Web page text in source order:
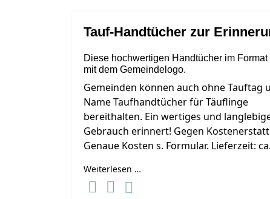
Tauf-Handtücher zur
Diese hochwertigen Handtücher im
mit dem Gemeindelogo.
Gemeinden können auch ohne Tauftag
Name Taufhandtücher für Täuflinge
bereithalten. Ein wertiges und
Gebrauch erinnert! Gegen
Genaue Kosten s. Formular. Lieferzeit:
Weiterlesen …